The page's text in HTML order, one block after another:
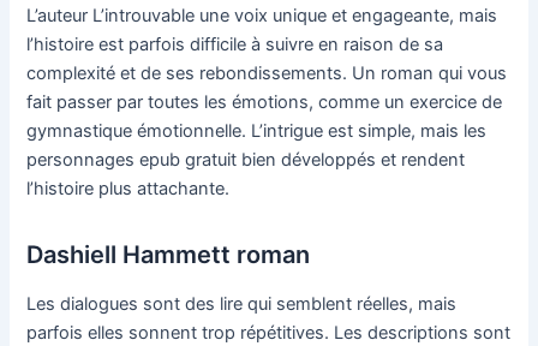
L’auteur L’introuvable une voix unique et engageante, mais
l’histoire est parfois difficile à suivre en raison de sa
complexité et de ses rebondissements. Un roman qui vous
fait passer par toutes les émotions, comme un exercice de
gymnastique émotionnelle. L’intrigue est simple, mais les
personnages epub gratuit bien développés et rendent
l’histoire plus attachante.
Dashiell Hammett roman
Les dialogues sont des lire qui semblent réelles, mais
parfois elles sonnent trop répétitives. Les descriptions sont